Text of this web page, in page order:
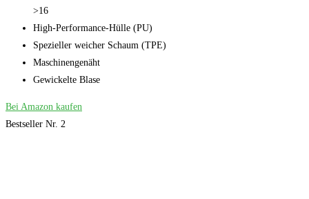
>16
High-Performance-Hülle (PU)
Spezieller weicher Schaum (TPE)
Maschinengenäht
Gewickelte Blase
Bei Amazon kaufen
Bestseller Nr. 2